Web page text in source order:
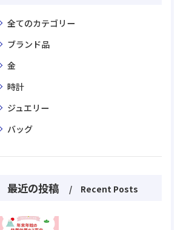
全てのカテゴリー
ブランド品
金
時計
ジュエリー
バッグ
最近の投稿 Recent Posts
軽にお問い合わせください